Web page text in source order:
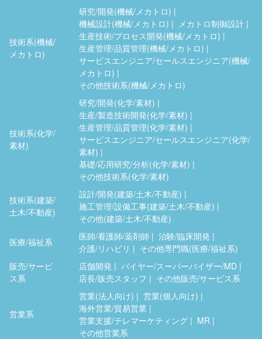
技術系(機械/
メカトロ)
研究/開発(機械/メカトロ)
機械設計(機械/メカトロ)
メカトロ制御設計
生産技術/プロセス開発(機械/メカトロ)
生産管理/品質管理(機械/メカトロ)
サービスエンジニア/セールスエンジニア(機械/
メカトロ)
その他技術系(機械/メカトロ)
技術系(化学/
素材)
研究/開発(化学/素材)
生産/製造技術開発(化学/素材)
生産管理/品質管理(化学/素材)
サービスエンジニア/セールスエンジニア(化学/
素材)
基礎/応用研究/分析(化学/素材)
その他技術系(化学/素材)
技術系(建築/
土木/不動産)
設計/開発(建築/土木/不動産)
施工管理/設備工事(建築/土木/不動産)
その他(建築/土木/不動産)
医療/福祉系
医師/看護師/薬剤師
治験/臨床開発
介護/リハビリ
その他専門職(医療/福祉系)
販売/サービ
ス系
店舗開発
バイヤー/スーパーバイザー/MD
店長/販売スタッフ
その他販売/サービス系
営業系
営業(法人向け)
営業(個人向け)
海外営業/貿易営業
営業支援/テレマーケティング
MR
その他営業系